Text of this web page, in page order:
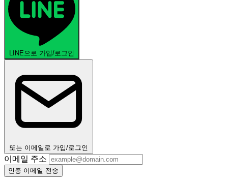
LINE으로 가입/로그인
또는 이메일로 가입/로그인
이메일 주소
인증 이메일 전송